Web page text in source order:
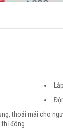
thoải mái cho
đông ...